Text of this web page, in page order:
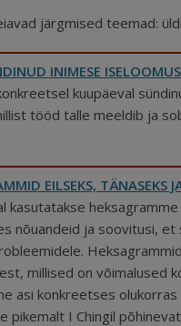
järgmised teemad:
INIMESE
kuupäeval
tööd talle meeldib ja
EILSEKS, TÄNASEKS
kasutatakse
nõuandeid ja soovitusi,
millised on võimalused
asi konkreetses
pikemalt I Chingil